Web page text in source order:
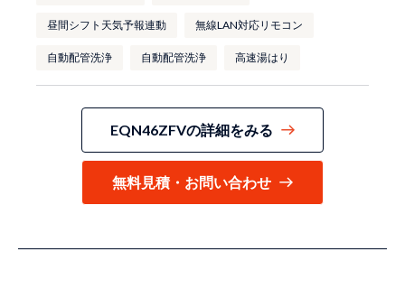
昼間シフト天気予報連動 無線LAN対応リモコン
自動配管洗浄 自動配管洗浄 高速湯はり
EQN46ZFVの詳細をみる
無料見積・お問い合わせ